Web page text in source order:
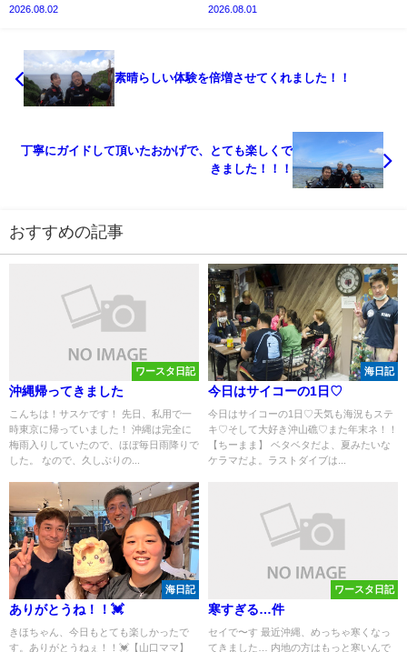
2026.08.02 2026.08.01
素晴らしい体験を倍増させてくれました！！
丁寧にガイドして頂いたおかげで、とても楽しくで
きました！！！
おすすめの記事
ワースタ日記
沖縄帰ってきました
こんちは！サスケです！ 先日、私用で一
時東京に帰っていました！ 沖縄は完全に
梅雨入りしていたので、ほぼ毎日雨降りで
した。 なので、久しぶりの...
海日記
今日はサイコーの1日♡
今日はサイコーの1日♡天気も海況もステ
キ♡そして大好き沖山礁♡また年末ネ！！
【ちーまま】 ベタベタだよ、夏みたいな
ケラマだよ。ラストダイブは...
海日記
ありがとうね！！💓
きほちゃん、今日もとても楽しかったで
す。ありがとうねぇ！！💓【山口ママ】
ワースタ日記
寒すぎる…件
セイで〜す 最近沖縄、めっちゃ寒くなっ
てきました… 内地の方はもっと寒いんで